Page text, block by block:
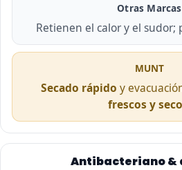
Otras Marcas
Retienen el calor y el sudor;
MUNT
Secado rápido y
frescos y
Antibacteriano &